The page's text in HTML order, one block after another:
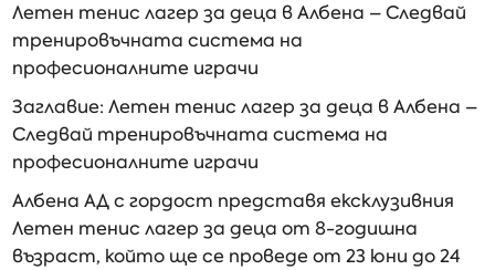
Летен тенис лагер за деца в Албена – Следвай
тренировъчната система на
професионалните играчи
Заглавие: Летен тенис лагер за деца в Албена –
Следвай тренировъчната система на
професионалните играчи
Албена АД с гордост представя ексклузивния
Летен тенис лагер за деца от 8-годишна
възраст, който ще се проведе от 23 юни до 24